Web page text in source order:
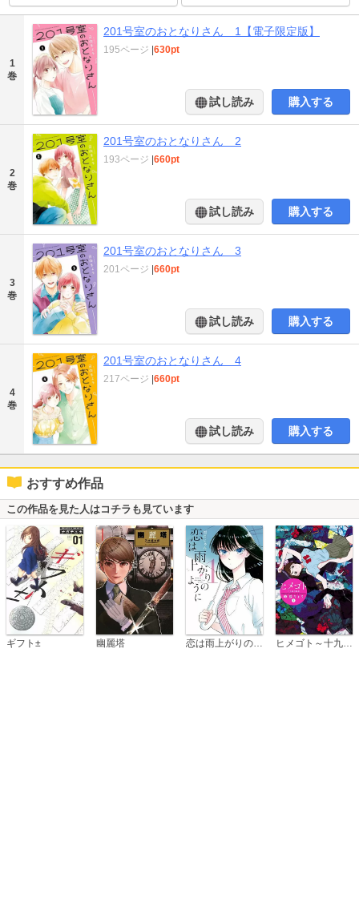
1
巻
201号室のおとなりさん 1【電子限定版】
195ページ |630pt
試し読み 購入する
2
巻
201号室のおとなりさん 2
193ページ |660pt
試し読み 購入する
3
巻
201号室のおとなりさん 3
201ページ |660pt
試し読み 購入する
4
巻
201号室のおとなりさん 4
217ページ |660pt
試し読み 購入する
おすすめ作品
この作品を見た人はコチラも見ています
ギフト± 幽麗塔 ヒメゴト～十九歳の制服～